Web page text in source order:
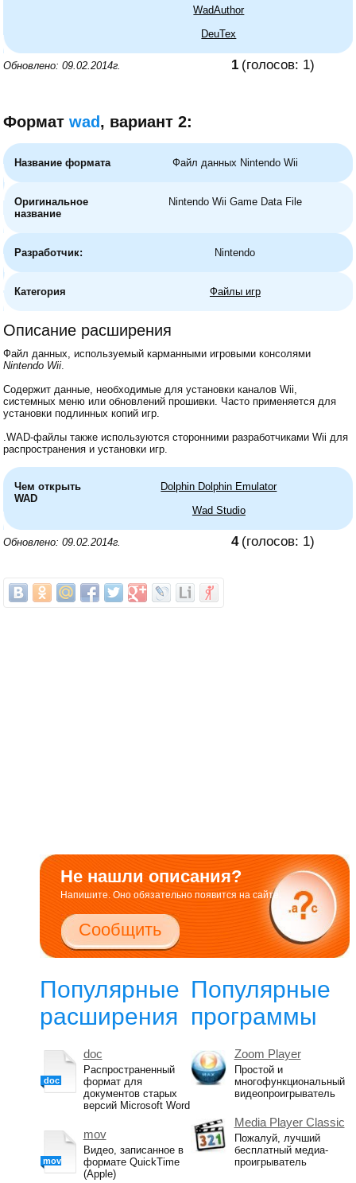
WadAuthor
DeuTex
Обновлено: 09.02.2014г. 1 (голосов: 1)
Форматwad , вариант 2:
Название формата Файл данных Nintendo Wii
Оригинальное
название
Nintendo Wii Game Data File
Разработчик: Nintendo
Категория Файлы игр
Описание расширения
Файл данных, используемый карманными игровыми консолями
Nintendo Wii.
Содержит данные, необходимые для установки каналов Wii,
системных меню или обновлений прошивки. Часто применяется для
установки подлинных копий игр.
.WAD-файлы также используются сторонними разработчиками Wii для
распространения и установки игр.
Чем открыть
WAD
Dolphin Dolphin Emulator
Wad Studio
Обновлено: 09.02.2014г. 4 (голосов: 1)
Не нашли описания?
Напишите. Оно обязательно появится на сайте.
Сообщить
Популярные
расширения
doc
doc
Распространенный
формат для
документов старых
версий Microsoft Word
mov
mov
Видео, записанное в
формате QuickTime
(Apple)
Популярные
программы
Zoom Player
Простой и
многофункциональный
видеопроигрыватель
Media Player Classic
Пожалуй, лучший
бесплатный медиа-
проигрыватель